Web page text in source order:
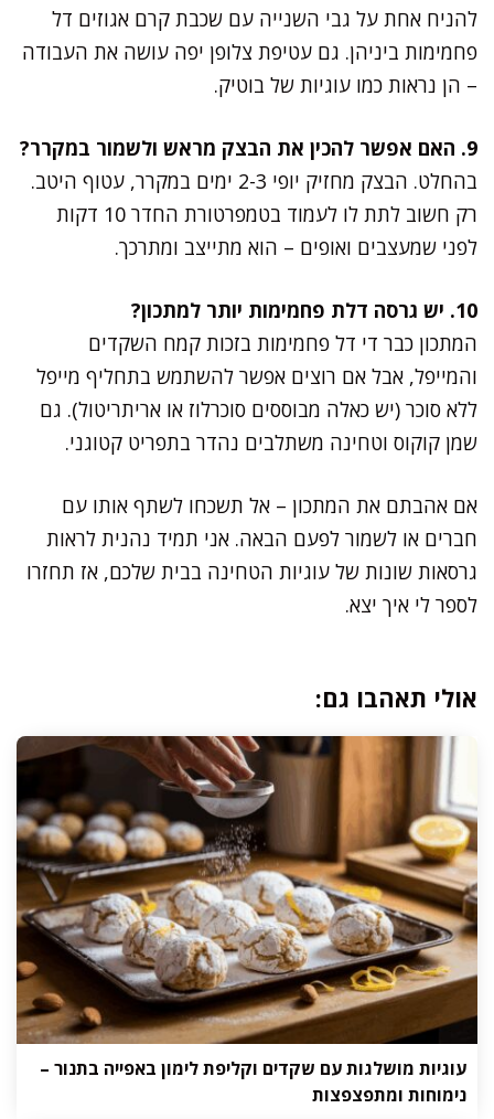
להניח אחת על גבי השנייה עם שכבת קרם אגוזים דל
פחמימות ביניהן. גם עטיפת צלופן יפה עושה את העבודה
– הן נראות כמו עוגיות של בוטיק.
9. האם אפשר להכין את הבצק מראש ולשמור במקרר?
בהחלט. הבצק מחזיק יופי 2-3 ימים במקרר, עטוף היטב.
רק חשוב לתת לו לעמוד בטמפרטורת החדר 10 דקות
לפני שמעצבים ואופים – הוא מתייצב ומתרכך.
10. יש גרסה דלת פחמימות יותר למתכון?
המתכון כבר די דל פחמימות בזכות קמח השקדים
והמייפל, אבל אם רוצים אפשר להשתמש בתחליף מייפל
ללא סוכר (יש כאלה מבוססים סוכרלוז או אריתריטול). גם
שמן קוקוס וטחינה משתלבים נהדר בתפריט קטוגני.
אם אהבתם את המתכון – אל תשכחו לשתף אותו עם
חברים או לשמור לפעם הבאה. אני תמיד נהנית לראות
גרסאות שונות של עוגיות הטחינה בבית שלכם, אז תחזרו
לספר לי איך יצא.
אולי תאהבו גם:
עוגיות מושלגות עם שקדים וקליפת לימון באפייה בתנור –
נימוחות ומתפצפצות